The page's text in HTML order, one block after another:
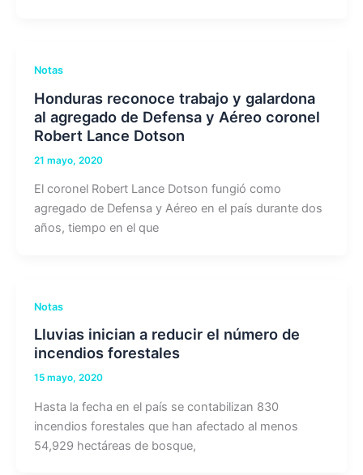
Notas
Honduras reconoce trabajo y galardona
al agregado de Defensa y Aéreo coronel
Robert Lance Dotson
21 mayo, 2020
El coronel Robert Lance Dotson fungió como
agregado de Defensa y Aéreo en el país durante dos
años, tiempo en el que
Notas
Lluvias inician a reducir el número de
incendios forestales
15 mayo, 2020
Hasta la fecha en el país se contabilizan 830
incendios forestales que han afectado al menos
54,929 hectáreas de bosque,